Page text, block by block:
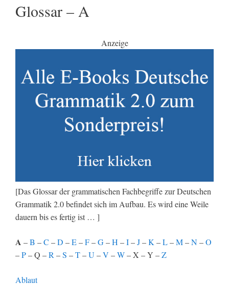
Glossar – A
Anzeige
[Das Glossar der grammatischen Fachbegriffe zur Deutschen
Grammatik 2.0 befindet sich im Aufbau. Es wird eine Weile
dauern bis es fertig ist … ]
A –B –C –D –E–F–G–H –I–J–K –L–M–N–O
–P– Q –R –S –T–U –V –W– X – Y –Z
Ablaut